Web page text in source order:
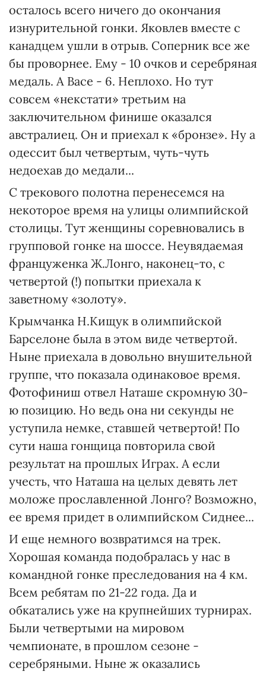
осталось всего ничего до окончания
изнурительной гонки. Яковлев вместе с
канадцем ушли в отрыв. Соперник все же
бы проворнее. Ему - 10 очков и серебряная
медаль. А Васе - 6. Неплохо. Но тут
совсем «некстати» третьим на
заключительном финише оказался
австралиец. Он и приехал к «бронзе». Ну а
одессит был четвертым, чуть-чуть
недоехав до медали...
С трекового полотна перенесемся на
некоторое время на улицы олимпийской
столицы. Тут женщины соревновались в
групповой гонке на шоссе. Неувядаемая
француженка Ж.Лонго, наконец-то, с
четвертой (!) попытки приехала к
заветному «золоту».
Крымчанка Н.Кищук в олимпийской
Барселоне была в этом виде четвертой.
Ныне приехала в довольно внушительной
группе, что показала одинаковое время.
Фотофиниш отвел Наташе скромную 30-
ю позицию. Но ведь она ни секунды не
уступила немке, ставшей четвертой! По
сути наша гонщица повторила свой
результат на прошлых Играх. А если
учесть, что Наташа на целых девять лет
моложе прославленной Лонго? Возможно,
ее время придет в олимпийском Сиднее...
И еще немного возвратимся на трек.
Хорошая команда подобралась у нас в
командной гонке преследования на 4 км.
Всем ребятам по 21-22 года. Да и
обкатались уже на крупнейших турнирах.
Были четвертыми на мировом
чемпионате, в прошлом сезоне -
серебряными. Ныне ж оказались